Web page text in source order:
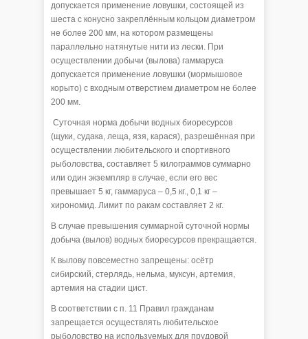
допускается применение ловушки, состоящей из
шеста с конусно закреплённым кольцом диаметром
не более 200 мм, на котором размещены
параллельно натянутые нити из лески. При
осуществлении добычи (вылова) гаммаруса
допускается применение ловушки (мормышовое
корыто) с входным отверстием диаметром не более
200 мм.
Суточная норма добычи водных биоресурсов
(щуки, судака, леща, язя, карася), разрешённая при
осуществлении любительского и спортивного
рыболовства, составляет 5 килограммов суммарно
или один экземпляр в случае, если его вес
превышает 5 кг, гаммаруса – 0,5 кг., 0,1 кг –
хирономид. Лимит по ракам составляет 2 кг.
В случае превышения суммарной суточной нормы
добыча (вылов) водных биоресурсов прекращается.
К вылову повсеместно запрещены: осётр
сибирский, стерлядь, нельма, муксун, артемия,
артемия на стадии цист.
В соответствии с п. 11 Правил гражданам
запрещается осуществлять любительское
рыболовство на используемых для прудовой